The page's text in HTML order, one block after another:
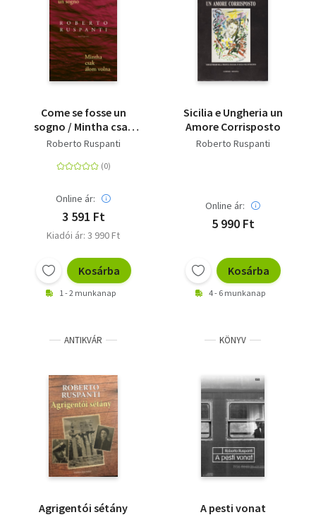
Come se fosse un
sogno / Mintha csak
álom volna
Roberto Ruspanti
Online ár:
3 591 Ft
Kiadói ár: 3 990 Ft
Kosárba
1 - 2 munkanap
Sicilia e Ungheria un
Amore Corrisposto
Roberto Ruspanti
Online ár:
5 990 Ft
Kosárba
4 - 6 munkanap
ANTIKVÁR
Agrigentói sétány
KÖNYV
A pesti vonat